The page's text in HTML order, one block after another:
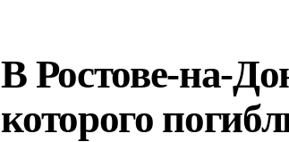
В Ростове-на-
которого